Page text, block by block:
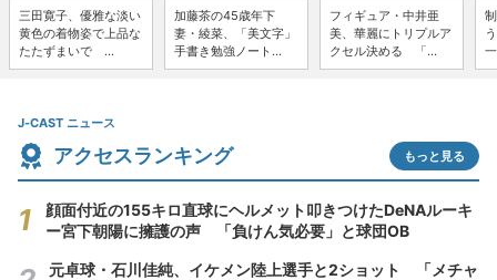
三田寛子、優雅な淡い
黄色の着物姿で上品な
たたずまいで ...
加藤茶の45歳年下
妻・綾菜、「美文字」
手書き勉強ノート...
フィギュア・中井亜
美、華麗にトリプルア
クセル決める 「...
J-CAST ニュース
アクセスランキング もっと見る
顔面付近の155キロ直球にヘルメット叩きつけたDeNAルーキ
ー宮下朝陽に擁護の声 「負けん気必要」と球団OB
元卓球・石川佳純、イケメン陸上選手と2ショット 「メチャ